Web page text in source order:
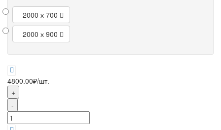
2000 х 700
2000 х 900
4800.00₽/шт.
+
-